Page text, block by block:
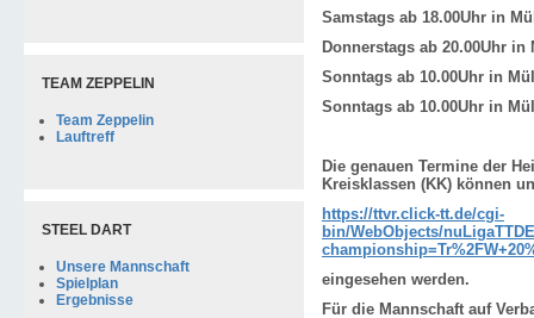
Samstags ab 18.00Uhr in
Donnerstags ab 20.00Uhr in
Sonntags ab 10.00Uhr in
Sonntags ab 10.00Uhr in
Die genauen Termine der
Kreisklassen (KK) können
https://ttvr.click-tt.de/cgi-
bin/WebObjects/
eingesehen werden.
Für die Mannschaft auf
TEAM ZEPPELIN
Team Zeppelin
Lauftreff
STEEL DART
Unsere Mannschaft
Spielplan
Ergebnisse